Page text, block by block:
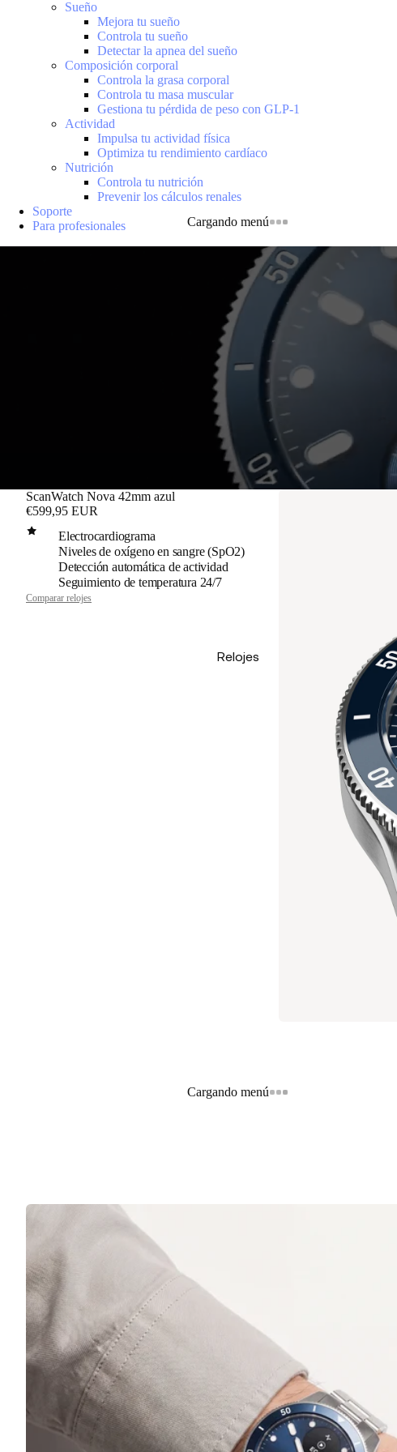
Cargando menú
Relojes
Cargando menú
Sueño
Mejora tu sueño
Controla tu sueño
Detectar la apnea del sueño
Composición corporal
Controla la grasa corporal
Controla tu masa muscular
Gestiona tu pérdida de peso con GLP-1
Actividad
Impulsa tu actividad física
Optimiza tu rendimiento cardíaco
Nutrición
Controla tu nutrición
Prevenir los cálculos renales
Soporte
Para profesionales
ScanWatch Nova 42mm azul
€599,95 EUR
Electrocardiograma
Niveles de oxígeno en sangre (SpO2)
Detección automática de actividad
Seguimiento de temperatura 24/7
Comparar relojes